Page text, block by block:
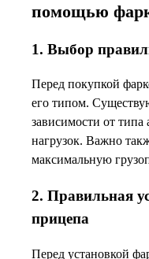
помощью
1. Выбор
Перед покупкой
его типом.
зависимости от
нагрузок. Важно
максимальную
2. Правильная
прицепа
Перед установкой